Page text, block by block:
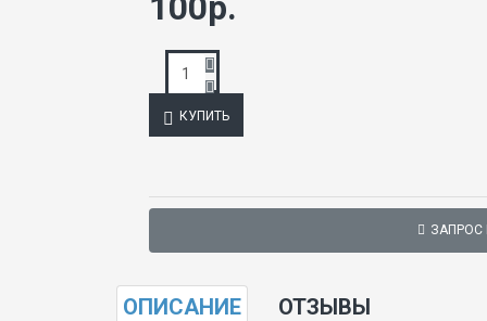
КУПИТЬ
ОПИСАНИЕ ОТЗЫВЫ